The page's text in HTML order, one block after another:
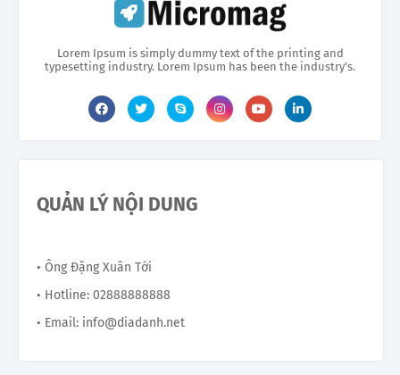
Lorem Ipsum is simply dummy text of the printing and
typesetting industry. Lorem Ipsum has been the industry's.
QUẢN LÝ NỘI DUNG
• Ông Đặng Xuân Tới
• Hotline: 02888888888
• Email: info@diadanh.net